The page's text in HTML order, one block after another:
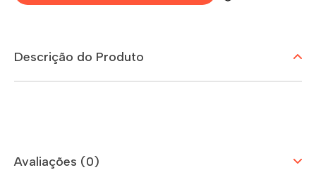
Descrição do Produto
Avaliações (0)